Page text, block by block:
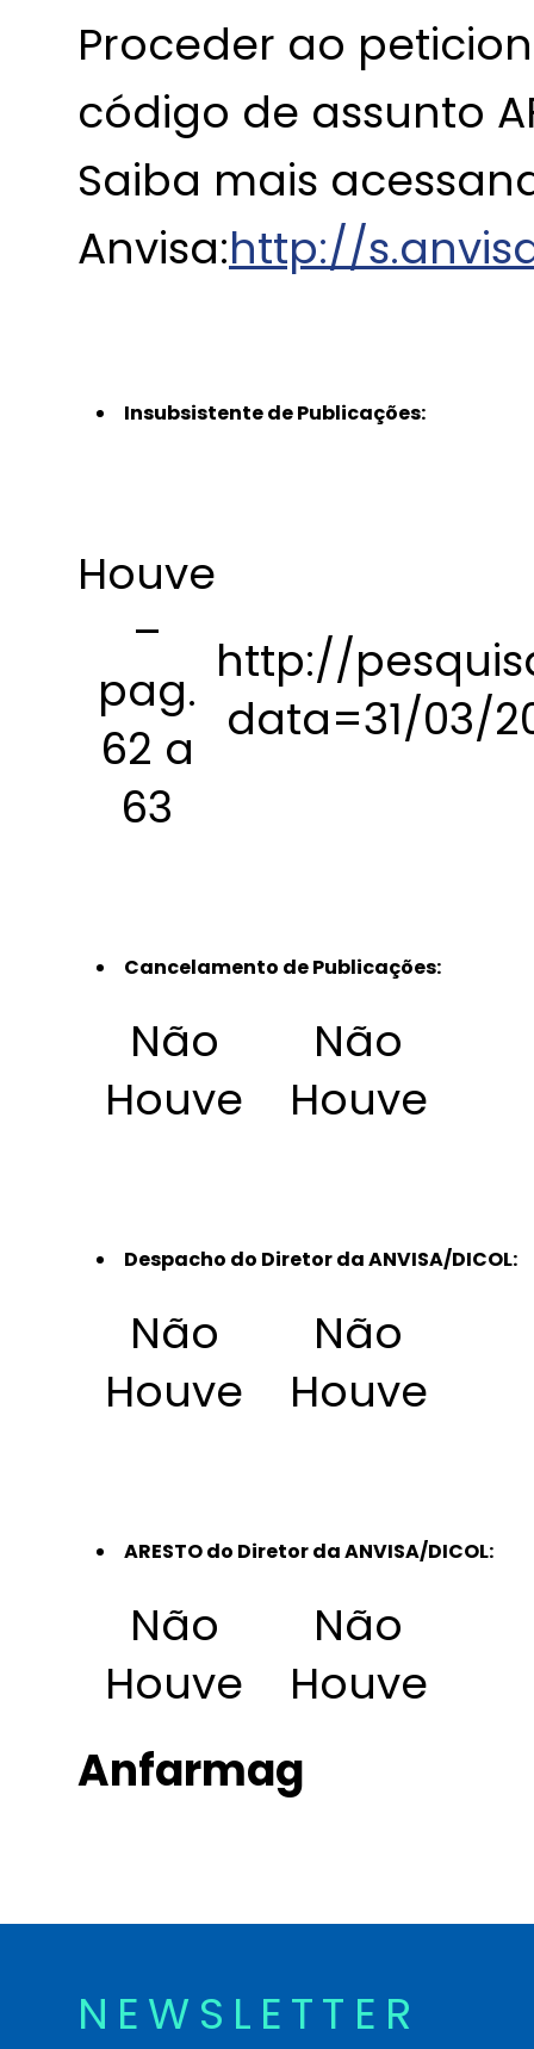
Proceder ao
código de assunto
Saiba mais
Anvisa:http://
Insubsistente de Publicações:
Houve
–
pag.
62 a
63
http://
data=31/03/
Cancelamento de Publicações:
Não
Houve
Não
Houve
Despacho do Diretor da ANVISA/DICOL:
Não
Houve
Não
Houve
ARESTO do Diretor da ANVISA/DICOL:
Não
Houve
Não
Houve
Anfarmag
NEWSLETTER